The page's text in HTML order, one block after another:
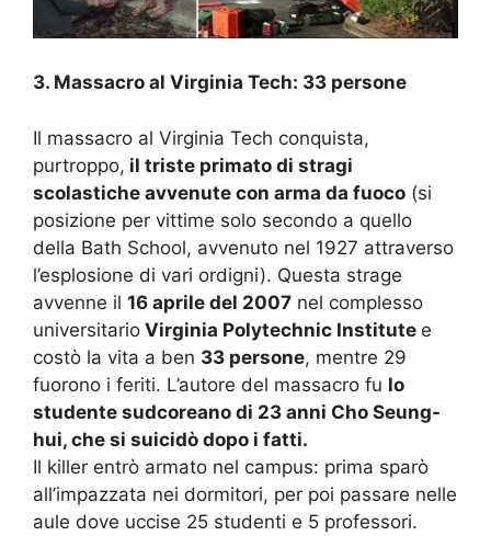
3. Massacro al Virginia Tech: 33 persone
Il massacro al Virginia Tech conquista,
purtroppo, il triste primato di stragi
scolastiche avvenute con arma da fuoco (si
posizione per vittime solo secondo a quello
della Bath School, avvenuto nel 1927 attraverso
l’esplosione di vari ordigni). Questa strage
avvenne il 16 aprile del 2007 nel complesso
universitario Virginia Polytechnic Institute e
costò la vita a ben 33 persone, mentre 29
fuorono i feriti. L’autore del massacro fu lo
studente sudcoreano di 23 anni Cho Seung-
hui, che si suicidò dopo i fatti.
Il killer entrò armato nel campus: prima sparò
all’impazzata nei dormitori, per poi passare nelle
aule dove uccise 25 studenti e 5 professori.